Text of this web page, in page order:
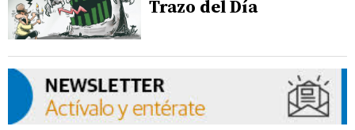
Trazo del Día